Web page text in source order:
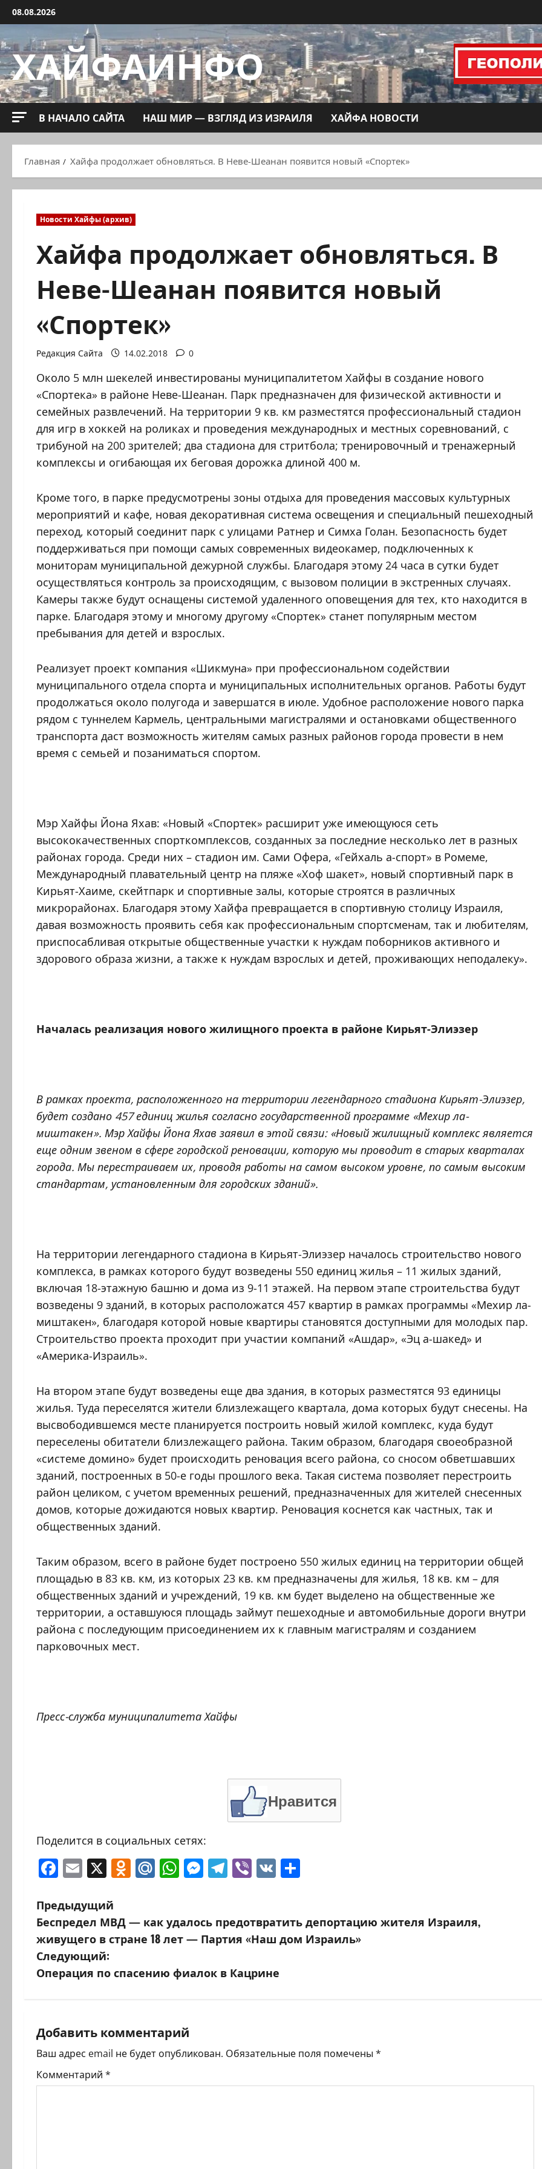
Перейти
к
содержимому
08.08.2026
ХАЙФАИНФО
В НАЧАЛО САЙТА НАШ МИР — ВЗГЛЯД ИЗ ИЗРАИЛЯ ХАЙФА НОВОСТИ
Главная Хайфа продолжает обновляться. В Неве-Шеанан появится новый «Спортек»
Новости Хайфы (архив)
Хайфа продолжает обновляться. В
Неве-Шеанан появится новый
«Спортек»
Редакция Сайта 14.02.2018 0
Около 5 млн шекелей инвестированы муниципалитетом Хайфы в создание нового
«Спортека» в районе Неве-Шеанан. Парк предназначен для физической активности и
семейных развлечений. На территории 9 кв. км разместятся профессиональный стадион
для игр в хоккей на роликах и проведения международных и местных соревнований, с
трибуной на 200 зрителей; два стадиона для стритбола; тренировочный и тренажерный
комплексы и огибающая их беговая дорожка длиной 400 м.
Кроме того, в парке предусмотрены зоны отдыха для проведения массовых культурных
мероприятий и кафе, новая декоративная система освещения и специальный пешеходный
переход, который соединит парк с улицами Ратнер и Симха Голан. Безопасность будет
поддерживаться при помощи самых современных видеокамер, подключенных к
мониторам муниципальной дежурной службы. Благодаря этому 24 часа в сутки будет
осуществляться контроль за происходящим, с вызовом полиции в экстренных случаях.
Камеры также будут оснащены системой удаленного оповещения для тех, кто находится в
парке. Благодаря этому и многому другому «Спортек» станет популярным местом
пребывания для детей и взрослых.
Реализует проект компания «Шикмуна» при профессиональном содействии
муниципального отдела спорта и муниципальных исполнительных органов. Работы будут
продолжаться около полугода и завершатся в июле. Удобное расположение нового парка
рядом с туннелем Кармель, центральными магистралями и остановками общественного
транспорта даст возможность жителям самых разных районов города провести в нем
время с семьей и позаниматься спортом.
Мэр Хайфы Йона Яхав: «Новый «Спортек» расширит уже имеющуюся сеть
высококачественных спорткомплексов, созданных за последние несколько лет в разных
районах города. Среди них – стадион им. Сами Офера, «Гейхаль а-спорт» в Ромеме,
Международный плавательный центр на пляже «Хоф шакет», новый спортивный парк в
Кирьят-Хаиме, скейтпарк и спортивные залы, которые строятся в различных
микрорайонах. Благодаря этому Хайфа превращается в спортивную столицу Израиля,
давая возможность проявить себя как профессиональным спортсменам, так и любителям,
приспосабливая открытые общественные участки к нуждам поборников активного и
здорового образа жизни, а также к нуждам взрослых и детей, проживающих неподалеку».
Началась реализация нового жилищного проекта в районе Кирьят-Элиэзер
В рамках проекта, расположенного на территории легендарного стадиона Кирьят-Элиэзер,
будет создано 457 единиц жилья согласно государственной программе «Мехир ла-
миштакен». Мэр Хайфы Йона Яхав заявил в этой связи: «Новый жилищный комплекс является
еще одним звеном в сфере городской реновации, которую мы проводит в старых кварталах
города. Мы перестраиваем их, проводя работы на самом высоком уровне, по самым высоким
стандартам, установленным для городских зданий».
На территории легендарного стадиона в Кирьят-Элиэзер началось строительство нового
комплекса, в рамках которого будут возведены 550 единиц жилья – 11 жилых зданий,
включая 18-этажную башню и дома из 9-11 этажей. На первом этапе строительства будут
возведены 9 зданий, в которых расположатся 457 квартир в рамках программы «Мехир ла-
миштакен», благодаря которой новые квартиры становятся доступными для молодых пар.
Строительство проекта проходит при участии компаний «Ашдар», «Эц а-шакед» и
«Америка-Израиль».
На втором этапе будут возведены еще два здания, в которых разместятся 93 единицы
жилья. Туда переселятся жители близлежащего квартала, дома которых будут снесены. На
высвободившемся месте планируется построить новый жилой комплекс, куда будут
переселены обитатели близлежащего района. Таким образом, благодаря своеобразной
«системе домино» будет происходить реновация всего района, со сносом обветшавших
зданий, построенных в 50-е годы прошлого века. Такая система позволяет перестроить
район целиком, с учетом временных решений, предназначенных для жителей снесенных
домов, которые дожидаются новых квартир. Реновация коснется как частных, так и
общественных зданий.
Таким образом, всего в районе будет построено 550 жилых единиц на территории общей
площадью в 83 кв. км, из которых 23 кв. км предназначены для жилья, 18 кв. км – для
общественных зданий и учреждений, 19 кв. км будет выделено на общественные же
территории, а оставшуюся площадь займут пешеходные и автомобильные дороги внутри
района с последующим присоединением их к главным магистралям и созданием
парковочных мест.
Пресс-служба муниципалитета Хайфы
Нравится
Поделится в социальных сетях:
Facebook
Email
X Odnoklassniki
Mail.Ru
WhatsApp
Messenger
Telegram
Viber
VK
Н
а
в
и
а
ц
и
Предыдущий
Беспредел МВД — как удалось предотвратить депортацию жителя Израиля,
живущего в стране 18 лет — Партия «Наш дом Израиль»
Следующий:
Операция по спасению фиалок в Кацрине
Добавить комментарий
Ваш адрес email не будет опубликован. Обязательные поля помечены *
Комментарий *